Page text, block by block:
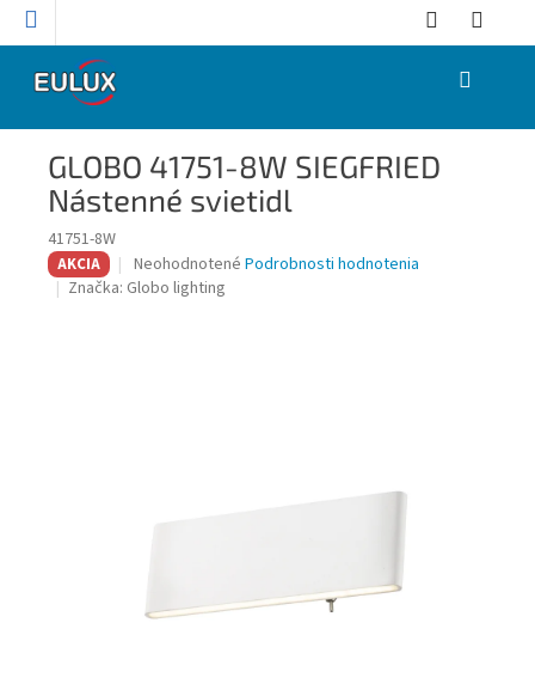
Prejsť
NÁKUPNÝ
GLOBO 41751-8W SIEGFRIED
Nástenné svietidl
41751-8W
AKCIA
Priemerné
hodnotenie
Neohodnotené Podrobnosti hodnotenia
Značka: Globo lighting